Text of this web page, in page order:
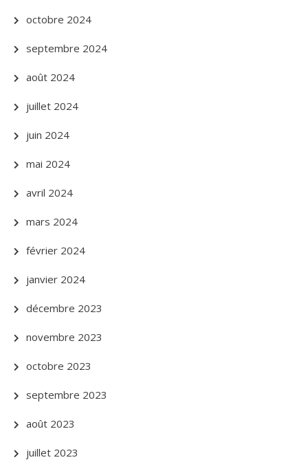
octobre 2024
septembre 2024
août 2024
juillet 2024
juin 2024
mai 2024
avril 2024
mars 2024
février 2024
janvier 2024
décembre 2023
novembre 2023
octobre 2023
septembre 2023
août 2023
juillet 2023